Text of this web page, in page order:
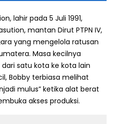
lahir pada 5 Juli 1991,
mantan Dirut PTPN IV,
yang mengelola ratusan
Masa kecilnya
satu kota ke kota lain
Bobby terbiasa melihat
mulus” ketika alat berat
akses produksi.